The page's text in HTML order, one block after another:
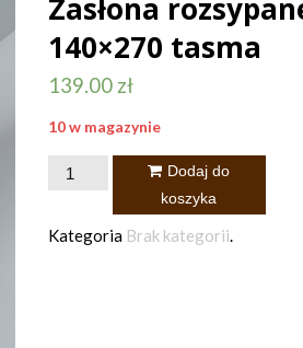
Zasłona
140×270 tasma
139.00 zł
10 w magazynie
ilość
rozsypane
Dodaj do
koszyka
Kategoria Brak kategorii.